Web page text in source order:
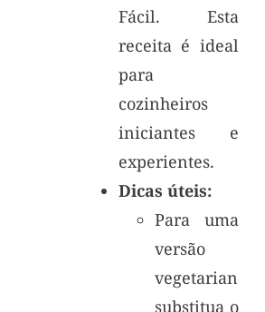
Fácil. Esta
receita é ideal
para
cozinheiros
iniciantes e
experientes.
Dicas úteis:
Para uma
versão
vegetariana,
substitua o